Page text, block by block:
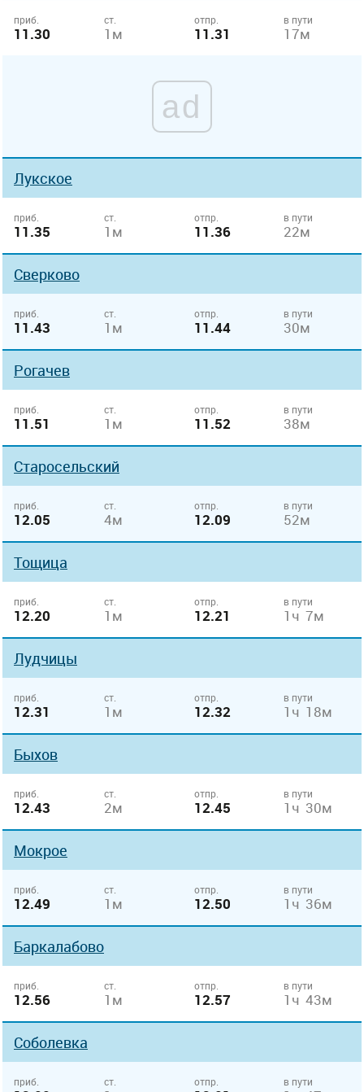
приб.
11.30
ст.
1м
отпр.
11.31
в пути
17м
ad
Лукское
приб.
11.35
ст.
1м
отпр.
11.36
в пути
22м
Сверково
приб.
11.43
ст.
1м
отпр.
11.44
в пути
30м
Рогачев
приб.
11.51
ст.
1м
отпр.
11.52
в пути
38м
Старосельский
приб.
12.05
ст.
4м
отпр.
12.09
в пути
52м
Тощица
приб.
12.20
ст.
1м
отпр.
12.21
в пути
1ч 7м
Лудчицы
приб.
12.31
ст.
1м
отпр.
12.32
в пути
1ч 18м
Быхов
приб.
12.43
ст.
2м
отпр.
12.45
в пути
1ч 30м
Мокрое
приб.
12.49
ст.
1м
отпр.
12.50
в пути
1ч 36м
Баркалабово
приб.
12.56
ст.
1м
отпр.
12.57
в пути
1ч 43м
Соболевка
приб. ст. отпр. в пути